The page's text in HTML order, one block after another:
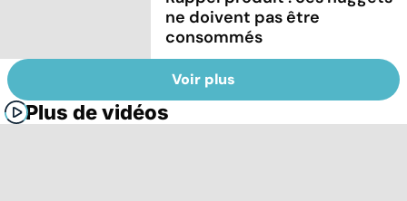
ne doivent pas être
consommés
Voir plus
Plus de vidéos